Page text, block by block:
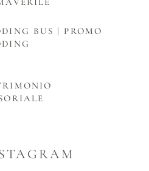
BUS | PROMO